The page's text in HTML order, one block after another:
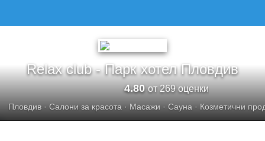
Relax club - Парк хотел Пловдив
4.80от 269 оценки
Пловдив· Салони за красота · Масажи · Сауна · Козметични